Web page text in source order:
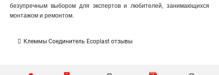
безупречным выбором для экспертов и любителей, занимающихся
монтажом и ремонтом.
Клеммы Соединитель Ecoplast отзывы